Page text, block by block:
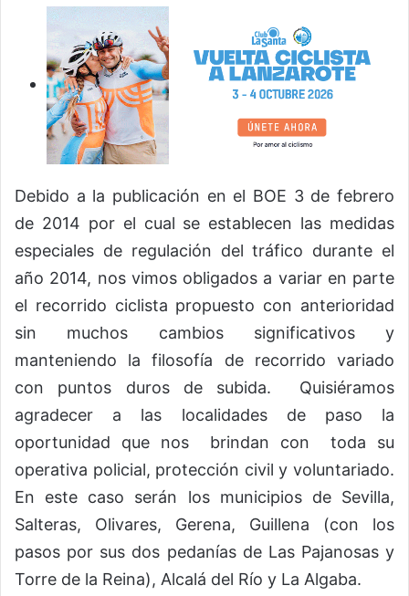
Debido a la publicación en el BOE 3 de febrero
de 2014 por el cual se establecen las medidas
especiales de regulación del tráfico durante el
año 2014, nos vimos obligados a variar en parte
el recorrido ciclista propuesto con anterioridad
sin muchos cambios significativos y
manteniendo la filosofía de recorrido variado
con puntos duros de subida. Quisiéramos
agradecer a las localidades de paso la
oportunidad que nos brindan con toda su
operativa policial, protección civil y voluntariado.
En este caso serán los municipios de Sevilla,
Salteras, Olivares, Gerena, Guillena (con los
pasos por sus dos pedanías de Las Pajanosas y
Torre de la Reina), Alcalá del Río y La Algaba.